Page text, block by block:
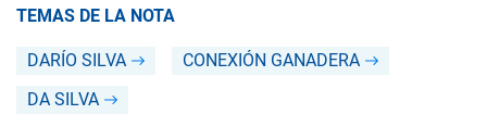
TEMAS DE LA NOTA
DARÍO SILVA
CONEXIÓN GANADERA
DA SILVA